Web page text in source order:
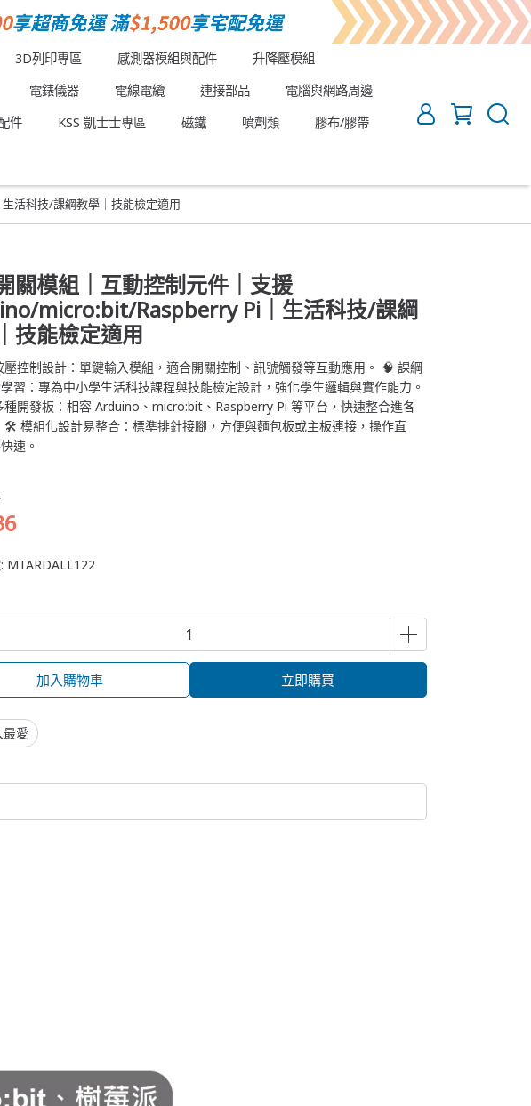
3D列印專區 感測器模組與配件
升降壓模組
電錶儀器 電線電纜 連接部品
電腦與網路周邊
件 KSS 凱士士專區 磁鐵 噴劑類 膠布/膠帶
活科技/課綱教學｜技能檢定適用
關模組｜互動控制元件｜支援
micro:bit/Raspberry Pi｜生活科技/課綱
技能檢定適用
壓控制設計：單鍵輸入模組，適合開關控制、訊號觸發等互動應用。 🧠 課綱
習：專為中小學生活科技課程與技能檢定設計，強化學生邏輯與實作能力。
種開發板：相容 Arduino、micro:bit、Raspberry Pi 等平台，快速整合進各
🛠️ 模組化設計易整合：標準排針接腳，方便與麵包板或主板連接，操作直
速。
MTARDALL122
加入購物車 立即購買
最愛